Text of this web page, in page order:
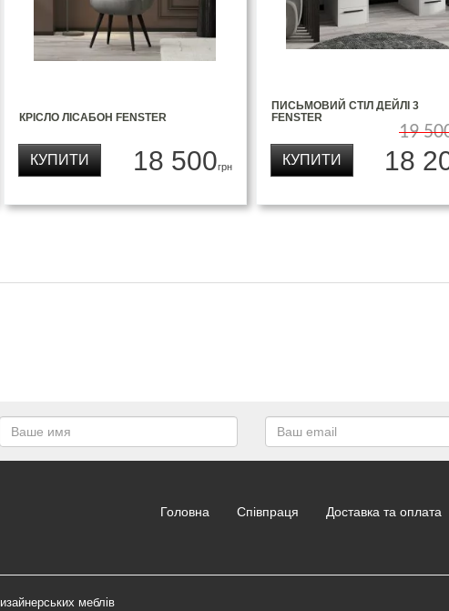
КРІСЛО ЛІСАБОН FENSTER
18 500грн
КУПИТИ
ПИСЬМОВИЙ СТІЛ ДЕЙЛІ 3
FENSTER
19
18
КУПИТИ
Головна Співпраця Доставка та оплата
меблів